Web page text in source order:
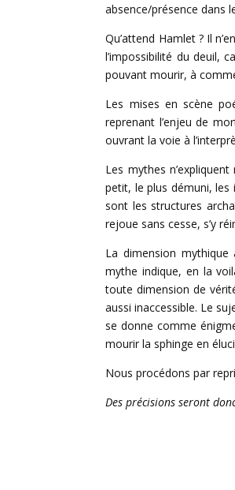
absence/présence dans
Qu’attend Hamlet ? Il
l’impossibilité du deuil,
pouvant mourir, à
Les mises en scène
reprenant l’enjeu de
ouvrant la voie à
Les mythes
petit, le plus démuni,
sont les structures
rejoue sans cesse, s’y
La dimension mythique
mythe indique, en la
toute dimension de
aussi inaccessible. Le
se donne comme
mourir la sphinge en
Nous procédons par
Des précisions seront